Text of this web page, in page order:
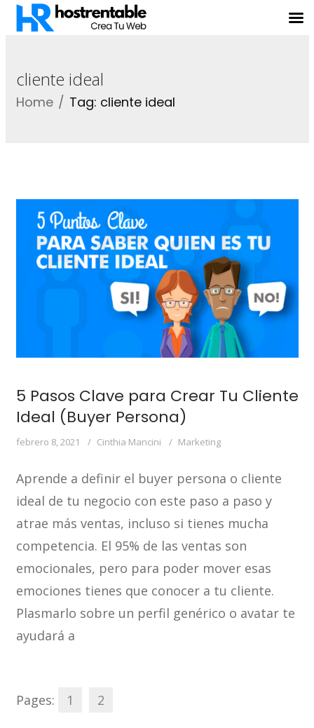
cliente ideal
Home Tag: cliente ideal
5 Pasos Clave para Crear Tu Cliente
Ideal (Buyer Persona)
febrero 8, 2021 Cinthia Mancini Marketing
Aprende a definir el buyer persona o cliente
ideal de tu negocio con este paso a paso y
atrae más ventas, incluso si tienes mucha
competencia. El 95% de las ventas son
emocionales, pero para poder mover esas
emociones tienes que conocer a tu cliente.
Plasmarlo sobre un perfil genérico o avatar te
ayudará a
Pages: 1 2